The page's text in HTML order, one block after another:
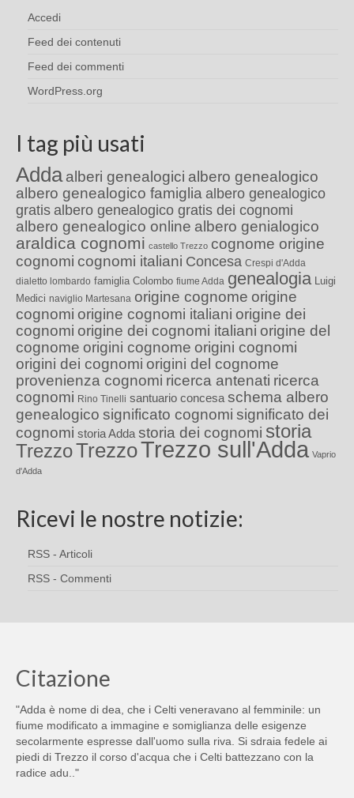
Accedi
Feed dei contenuti
Feed dei commenti
WordPress.org
I tag più usati
Adda alberi genealogici albero genealogico
albero genealogico famiglia albero genealogico
gratis albero genealogico gratis dei cognomi
albero genealogico online albero genialogico
araldica cognomi castello Trezzo cognome origine
cognomi cognomi italiani Concesa Crespi d'Adda
dialetto lombardo famiglia Colombo fiume Adda genealogia Luigi
Medici naviglio Martesana origine cognome origine
cognomi origine cognomi italiani origine dei
cognomi origine dei cognomi italiani origine del
cognome origini cognome origini cognomi
origini dei cognomi origini del cognome
provenienza cognomi ricerca antenati ricerca
cognomi Rino Tinelli santuario concesa schema albero
genealogico significato cognomi significato dei
cognomi storia Adda storia dei cognomi storia
TrezzoTrezzoTrezzo sull'Adda Vaprio
d'Adda
Ricevi le nostre notizie:
RSS - Articoli
RSS - Commenti
Citazione
"Adda è nome di dea, che i Celti veneravano al femminile: un
fiume modificato a immagine e somiglianza delle esigenze
secolarmente espresse dall'uomo sulla riva. Si sdraia fedele ai
piedi di Trezzo il corso d'acqua che i Celti battezzano con la
radice adu.."